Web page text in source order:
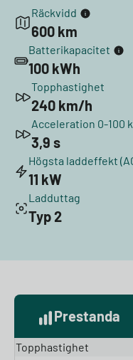
Räckvidd
600 km
Batterikapacitet
100 kWh
Topphastighet
240 km/h
Acceleration 0-100
3,9 s
Högsta laddeffekt
11 kW
Ladduttag
Typ 2
Prestanda
Topphastighet